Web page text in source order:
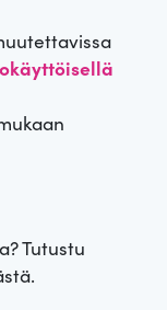
Tutustu